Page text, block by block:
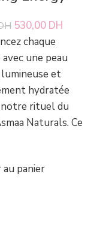
DH.: 159,00 DH.
Le prix initial
était :
613,00 DH.
530,00 DH
chaque
une peau
et
hydratée
notre rituel du
Naturals. Ce
panier